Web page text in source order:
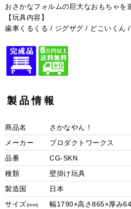
おさかなフォルムの巨大なおもちゃを
【玩具内容】
歯車くるくる / ジグザグ / どこいくん
製品情報
商品名
さかなやん！
メーカー
プロダクトワークス
品番
CG-SKN
種類
壁掛け玩具
製造国
日本
サイズ(mm) 幅1790×高さ865×厚み64